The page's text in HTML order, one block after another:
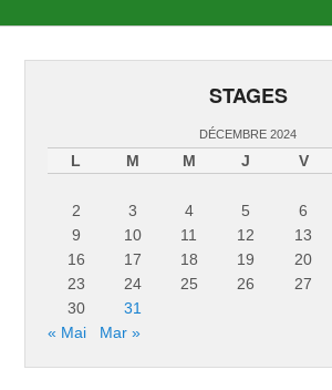
STAGES
DÉCEMBRE 2024
L M M J V
2
3 4 5 6
9
10 11 12 13
16
17 18 19 20
23
24 25 26 27
30
31
« Mai
Mar »